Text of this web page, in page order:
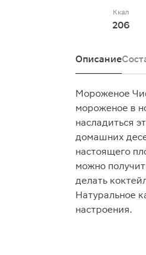
Ккал
206
Описание
Мороженое
мороженое в
насладиться
домашних
настоящего
можно
делать
Натуральное
настроения.